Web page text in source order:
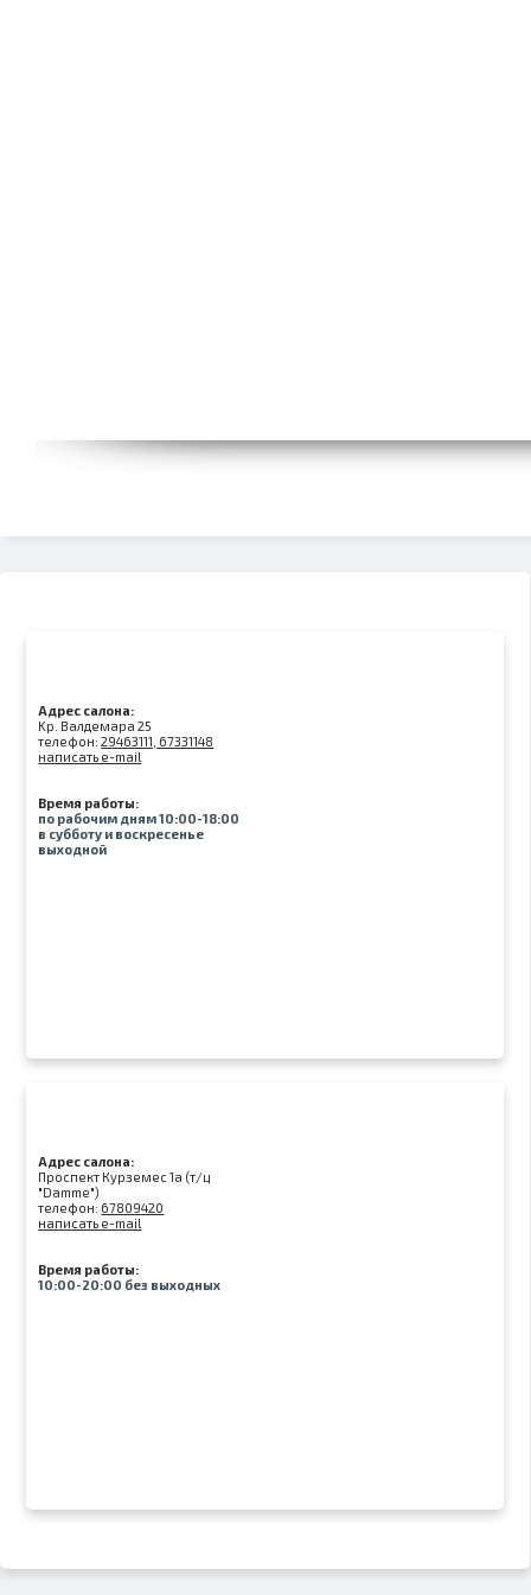
Адрес салона:
Kр. Валдемара 25
телефон:29463111, 67331148
написать e-mail
Время работы:
по рабочим дням 10:00-18:00
в субботу и воскресенье
выходной
Адрес салона:
Проспект Курземес 1а (т/ц
"Damme")
телефон: 67809420
написать e-mail
Время работы:
10:00-20:00 без выходных